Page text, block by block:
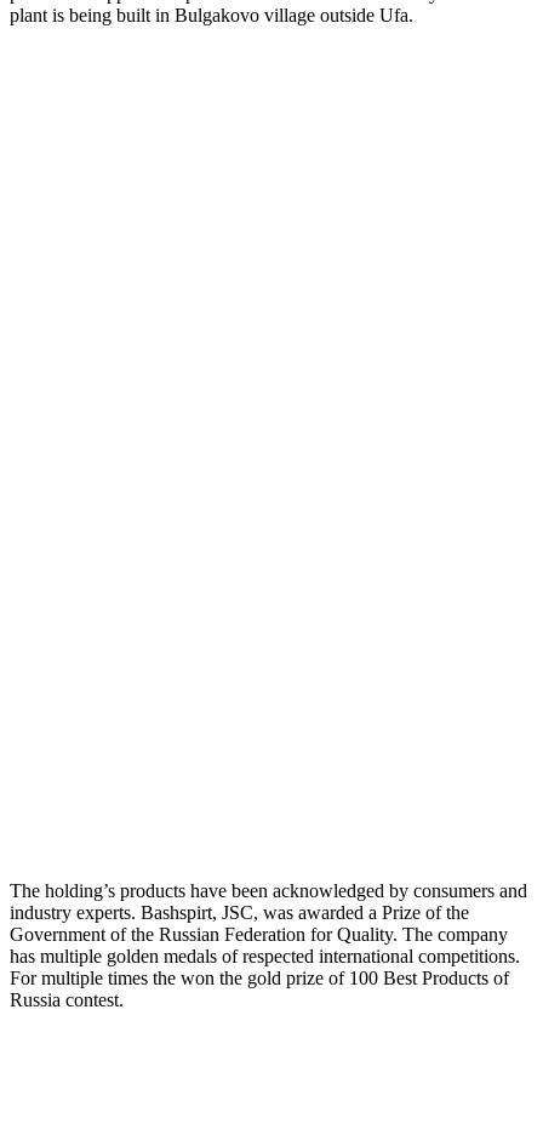
plant is being built in Bulgakovo village outside Ufa.
The holding’s products have been acknowledged by consumers and
industry experts. Bashspirt, JSC, was awarded a Prize of the
Government of the Russian Federation for Quality. The company
has multiple golden medals of respected international competitions.
For multiple times the won the gold prize of 100 Best Products of
Russia contest.